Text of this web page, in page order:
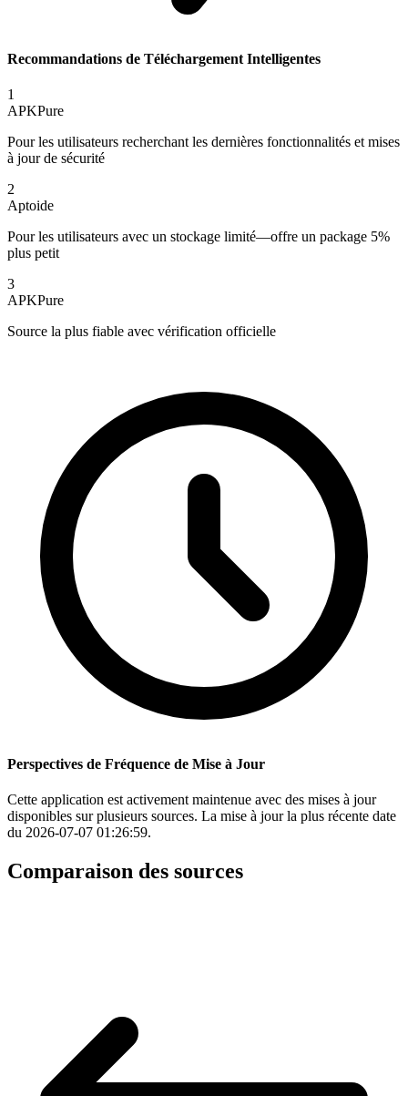
Recommandations de Téléchargement Intelligentes
1
APKPure
Pour les utilisateurs recherchant les dernières fonctionnalités et mises
à jour de sécurité
2
Aptoide
Pour les utilisateurs avec un stockage limité—offre un package 5%
plus petit
3
APKPure
Source la plus fiable avec vérification officielle
Perspectives de Fréquence de Mise à Jour
Cette application est activement maintenue avec des mises à jour
disponibles sur plusieurs sources. La mise à jour la plus récente date
du 2026-07-07 01:26:59.
Comparaison des sources